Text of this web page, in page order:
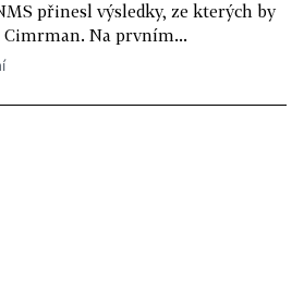
přinesl výsledky, ze kterých by
Cimrman. Na prvním...